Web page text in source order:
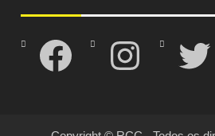
Facebook Instagram Twitter